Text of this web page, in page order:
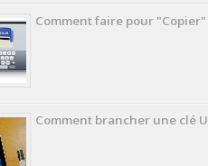
Comment faire pour
Comment brancher une clé